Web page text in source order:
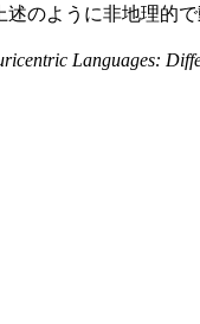
のように非地理的
Languages: